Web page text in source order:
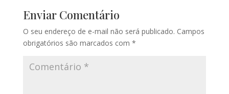
Enviar Comentário
O seu endereço de e-mail não será publicado. Campos
obrigatórios são marcados com *